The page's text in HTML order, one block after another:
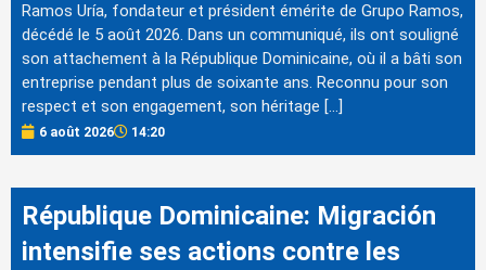
Ramos Uría, fondateur et président émérite de Grupo Ramos,
décédé le 5 août 2026. Dans un communiqué, ils ont souligné
son attachement à la République Dominicaine, où il a bâti son
entreprise pendant plus de soixante ans. Reconnu pour son
respect et son engagement, son héritage […]
6 août 2026 14:20
République Dominicaine: Migración
intensifie ses actions contre les